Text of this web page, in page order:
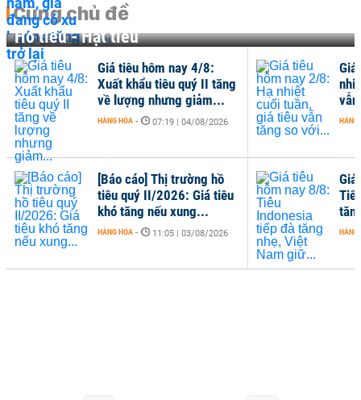
Cùng chủ đề
Hồ tiêu - Hạt tiêu
HÀNG
Giá tiêu hôm nay 4/8:
Xuất khẩu tiêu quý II tăng
về lượng nhưng giảm...
HÀNG HÓA - 07:19 | 04/08/2026
[Báo cáo] Thị trường hồ
tiêu quý II/2026: Giá tiêu
khó tăng nếu xung...
HÀNG HÓA - 11:05 | 03/08/2026
HÀNG